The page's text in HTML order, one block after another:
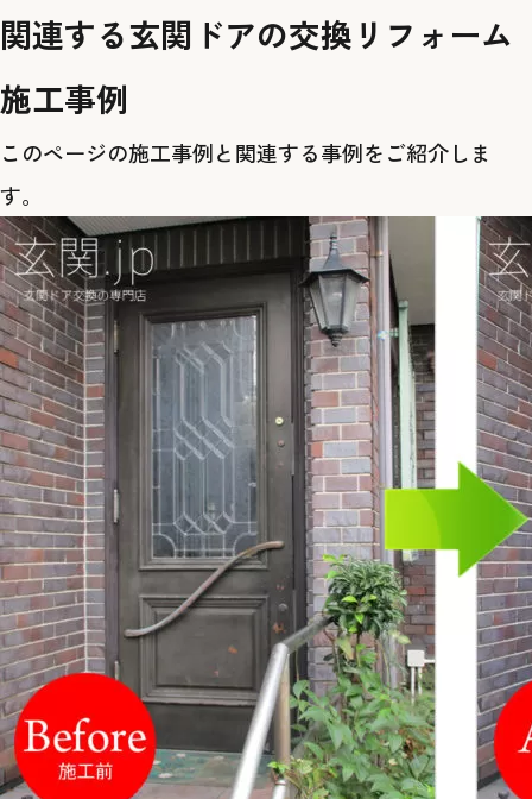
関連する玄関ドアの交換リフォーム
施工事例
このページの施工事例と関連する事例をご紹介しま
す。